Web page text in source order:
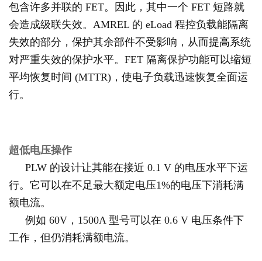
包含许多并联的 FET。因此，其中一个 FET 短路就
会造成级联失效。AMREL 的 eLoad 程控负载能隔离
失效的部分，保护其余部件不受影响，从而提高系统
对严重失效的保护水平。FET 隔离保护功能可以缩短
平均恢复时间 (MTTR)，使电子负载迅速恢复全面运
行。
超低电压操作
PLW 的设计让其能在接近 0.1 V 的电压水平下运
行。它可以在不足最大额定电压1%的电压下消耗满
额电流。
例如 60V，1500A 型号可以在 0.6 V 电压条件下
工作，但仍消耗满额电流。